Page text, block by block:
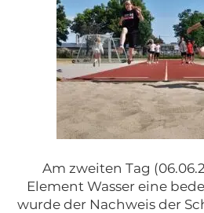
Am zweiten Tag
Element Wasser eine
wurde der Nachweis der